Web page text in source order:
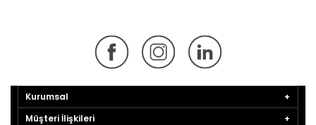
Kurumsal
Müşteri İlişkileri